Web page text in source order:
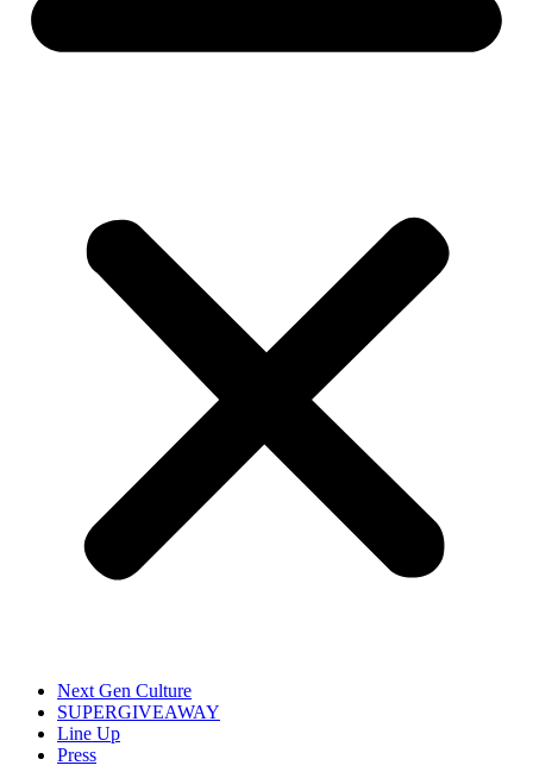
Next Gen Culture
SUPERGIVEAWAY
Line Up
Press